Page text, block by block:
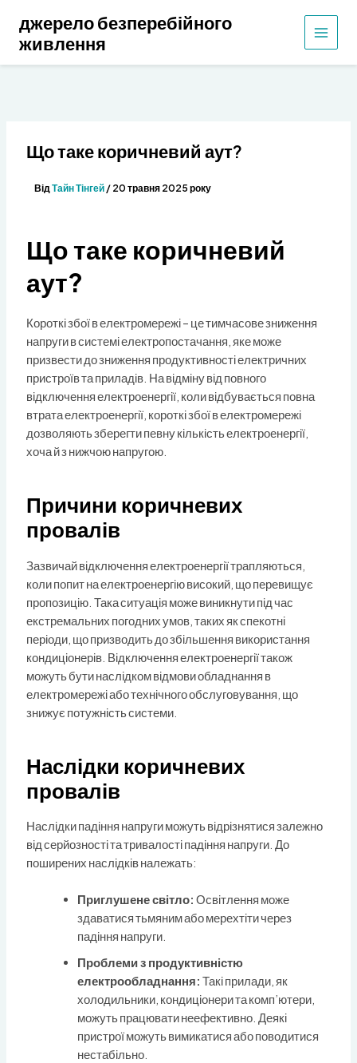
вмісту
джерело безперебійного
живлення
Що таке коричневий аут?
Від Тайн Тінгей / 20 травня 2025 року
Що таке коричневий
аут?
Короткі збої в електромережі – це тимчасове зниження
напруги в системі електропостачання, яке може
призвести до зниження продуктивності електричних
пристроїв та приладів. На відміну від повного
відключення електроенергії, коли відбувається повна
втрата електроенергії, короткі збої в електромережі
дозволяють зберегти певну кількість електроенергії,
хоча й з нижчою напругою.
Причини коричневих
провалів
Зазвичай відключення електроенергії трапляються,
коли попит на електроенергію високий, що перевищує
пропозицію. Така ситуація може виникнути під час
екстремальних погодних умов, таких як спекотні
періоди, що призводить до збільшення використання
кондиціонерів. Відключення електроенергії також
можуть бути наслідком відмови обладнання в
електромережі або технічного обслуговування, що
знижує потужність системи.
Наслідки коричневих
провалів
Наслідки падіння напруги можуть відрізнятися залежно
від серйозності та тривалості падіння напруги. До
поширених наслідків належать:
Приглушене світло: Освітлення може
здаватися тьмяним або мерехтіти через
падіння напруги.
Проблеми з продуктивністю
електрообладнання: Такі прилади, як
холодильники, кондиціонери та комп’ютери,
можуть працювати неефективно. Деякі
пристрої можуть вимикатися або поводитися
нестабільно.